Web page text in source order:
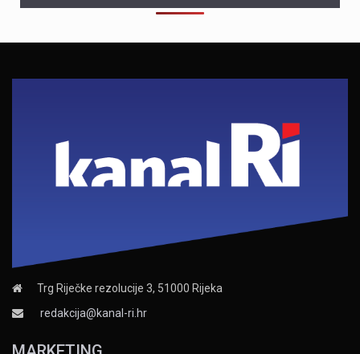
Trg Riječke rezolucije 3, 51000 Rijeka
redakcija@kanal-ri.hr